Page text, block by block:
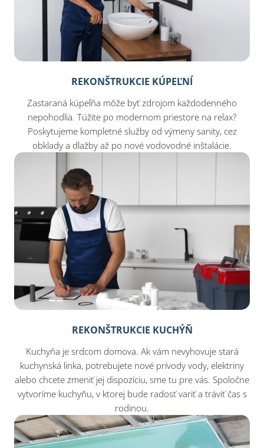
REKONŠTRUKCIE KÚPEĽNÍ
Zastaraná kúpeľňa môže byť zdrojom každodenného
nepohodlia. Túžite po modernom priestore na relax?
Poskytujeme kompletné služby od výmeny sanity, cez
obklady a dlažby až po nové vodovodné inštalácie.
REKONŠTRUKCIE KUCHÝŇ
Kuchyňa je srdcom domova. Ak vám nevyhovuje stará
kuchynská linka, potrebujete nové prívody vody, elektriny
alebo chcete zmeniť jej dispozíciu, sme tu pre vás. Spoločne
vytvoríme kuchyňu, v ktorej bude radosť variť a tráviť čas s
rodinou.